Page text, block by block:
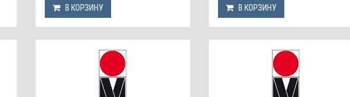
В КОРЗИНУ В КОРЗИНУ